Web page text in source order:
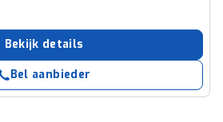
Bekijk details
Bel aanbieder